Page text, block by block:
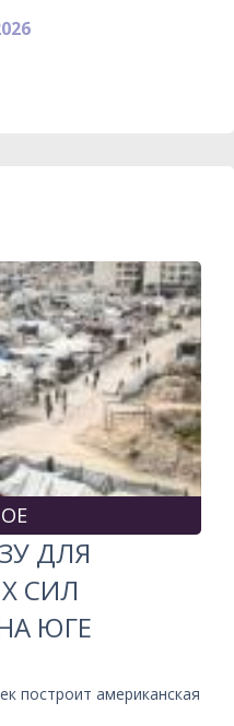
ДЛЯ
СИЛ
ЮГЕ
построит американская